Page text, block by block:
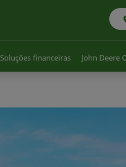
Soluções financeiras John Deere